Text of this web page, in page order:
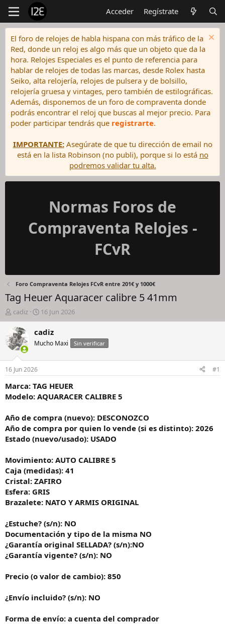
Acceder Regístrate
El foro de relojes de habla hispana con más tráfico de la
Red, donde un reloj es algo más que un objeto que da la
hora. Relojes Especiales es el punto de referencia para
hablar de relojes de todas las marcas, desde Rolex hasta
Seiko, alta relojería, relojes de pulsera y de bolsillo,
relojería gruesa y vintages, pero también de estilográficas.
Además, disponemos de un foro de compraventa donde
podrás encontrar el reloj que buscas al mejor precio. Para
poder participar tendrás que registrarte.
IMPORTANTE:Asegúrate de que tu dirección de email no
está en la lista Robinson (no publi), porque si lo está no
podremos validar tu alta.
Normas Foros de
Compraventa Relojes -
FCvR
Foro Compraventa Relojes FCvR entre 201€ y 1000€
Tag Heuer Aquaracer calibre 5 41mm
I
n
i
c
i
a
d
o
r
e
h
i
l
cadiz
F
e
c
a
i
n
i
c
o
16 Jun 2026
cadiz
Mucho Maxi Sin verificar
16 Jun 2026 #1
Marca: TAG HEUER
Modelo: AQUARACER CALIBRE 5
Año de compra (nuevo): DESCONOZCO
Año de compra por quien lo vende (si es distinto): 2026
Estado (nuevo/usado): USADO
Movimiento: AUTO CALIBRE 5
Caja (medidas): 41
Cristal: ZAFIRO
Esfera: GRIS
Brazalete: NATO Y ARMIS ORIGINAL
¿Estuche? (s/n): NO
Documentación y tipo de la misma NO
¿Garantía original SELLADA? (s/n):NO
¿Garantía vigente? (s/n): NO
Precio (o valor de cambio): 850
¿Envío incluido? (s/n): NO
Forma de envío: a cuenta del comprador